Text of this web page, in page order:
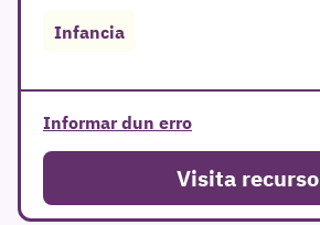
Infancia
Informar dun erro
Visita recurso